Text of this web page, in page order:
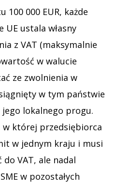
000 EUR, każde
UE ustala własny
z VAT (maksymalnie
w walucie
ze zwolnienia w
w tym państwie
lokalnego progu.
w której przedsiębiorca
w jednym kraju i musi
VAT, ale nadal
w pozostałych